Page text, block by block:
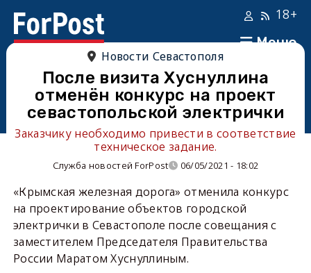
Меню
18+
Новости Севастополя
После визита Хуснуллина
отменён конкурс на проект
севастопольской электрички
Заказчику необходимо привести в соответствие
техническое задание.
Служба новостей ForPost 06/05/2021 - 18:02
«Крымская железная дорога» отменила конкурс
на проектирование объектов городской
электрички в Севастополе после совещания с
заместителем Председателя Правительства
России Маратом Хуснуллиным.